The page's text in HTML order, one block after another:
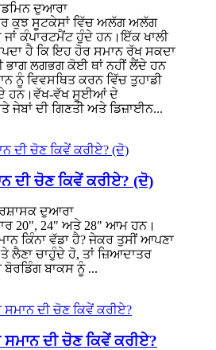
ਦੁਆਰਾ
ਕੁਝ ਸੂਟਕੇਸਾਂ ਵਿੱਚ ਅਲੱਗ ਅਲੱਗ
ਜਾਂ ਕੰਪਾਰਟਮੈਂਟ ਹੁੰਦੇ ਹਨ।ਇੱਕ ਖਾਲੀ
ਹੈ ਕਿ ਇਹ ਹੋਰ ਸਮਾਨ ਰੱਖ ਸਕਦਾ
ਭਾਗ ਲਗਭਗ ਕੋਈ ਥਾਂ ਨਹੀਂ ਲੈਂਦੇ ਹਨ
ਨੂੰ ਵਿਵਸਥਿਤ ਕਰਨ ਵਿੱਚ ਤੁਹਾਡੀ
ਹਨ।ਵੱਖ-ਵੱਖ ਸੂਈਆਂ ਦੇ
ਜੇਬਾਂ ਦੀ ਗਿਣਤੀ ਅਤੇ ਡਿਜ਼ਾਈਨ...
ਦੀ ਚੋਣ ਕਿਵੇਂ ਕਰੀਏ? (ਦੋ)
ਦੁਆਰਾ
20", 24" ਅਤੇ 28" ਆਮ ਹਨ।
ਕਿੰਨਾ ਵੱਡਾ ਹੈ? ਜੇਕਰ ਤੁਸੀਂ ਆਪਣਾ
ਲੈਣਾ ਚਾਹੁੰਦੇ ਹੋ, ਤਾਂ ਜ਼ਿਆਦਾਤਰ
ਬਾਕਸ ਨੂੰ ...
ਦੀ ਚੋਣ ਕਿਵੇਂ ਕਰੀਏ?